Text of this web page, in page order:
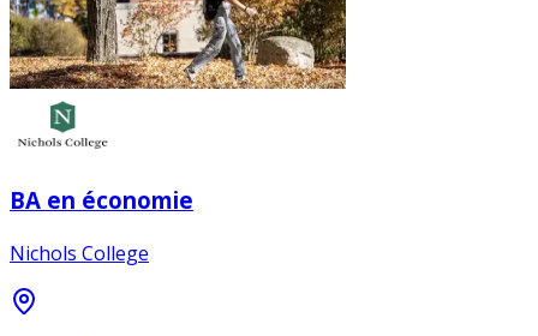
BA en économie
Nichols College